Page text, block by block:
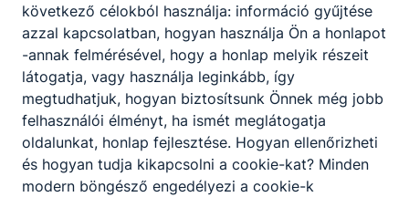
Idegen nyelv:
Angol, német
Második idegen nyelvként
választható:
Angol, német,
(1)Tanulmányi
(2)Központilag
feladatlapokkal
nyelv
következő célokból használja: információ gyűjtése
azzal kapcsolatban, hogyan használja Ön a honlapot
-annak felmérésével, hogy a honlap melyik részeit
látogatja, vagy használja leginkább, így
megtudhatjuk, hogyan biztosítsunk Önnek még jobb
felhasználói élményt, ha ismét meglátogatja
oldalunkat, honlap fejlesztése. Hogyan ellenőrizheti
és hogyan tudja kikapcsolni a cookie-kat? Minden
modern böngésző engedélyezi a cookie-k